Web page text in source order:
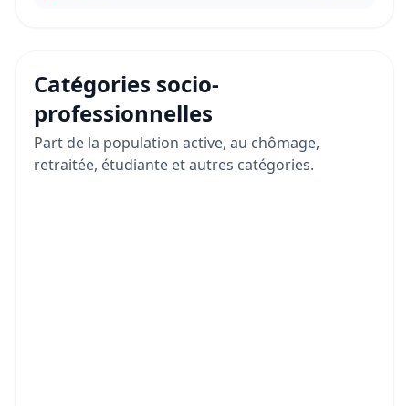
Catégories socio-
professionnelles
Part de la population active, au chômage,
retraitée, étudiante et autres catégories.